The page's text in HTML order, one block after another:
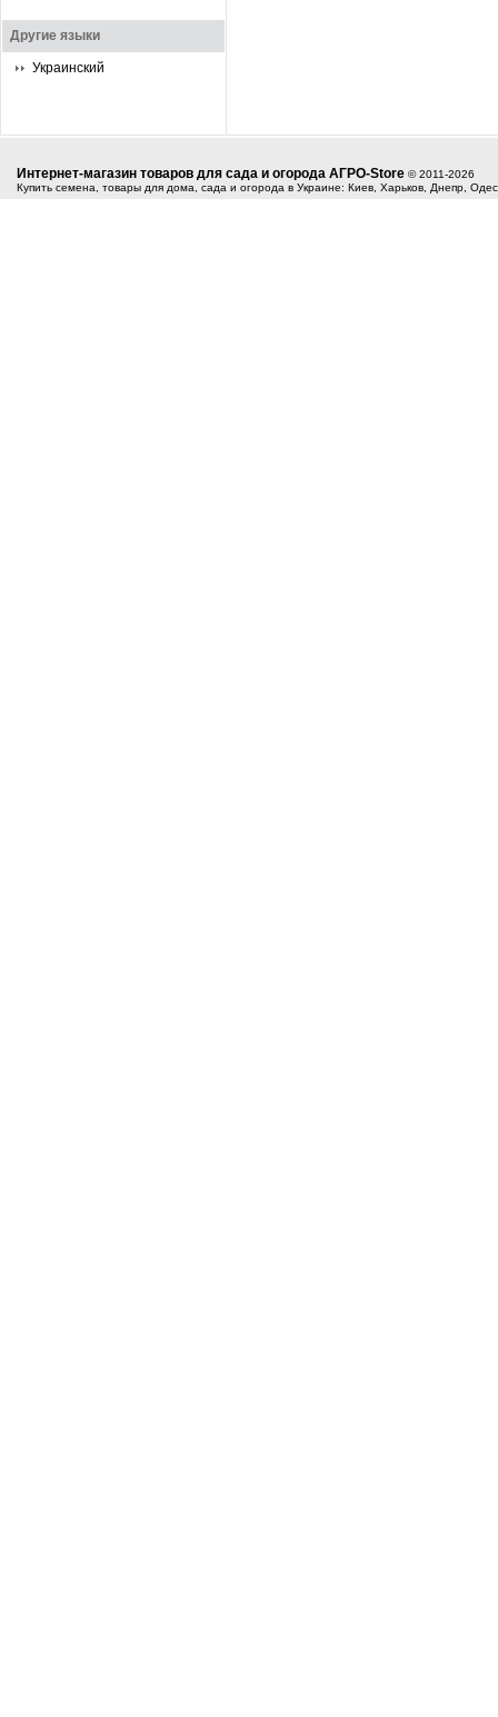
Другие языки
Украинский
Интернет-магазин товаров для сада и огорода АГРО-Store © 2011-2026
Купить семена, товары для дома, сада и огорода в Украине: Киев, Харьков, Днепр,